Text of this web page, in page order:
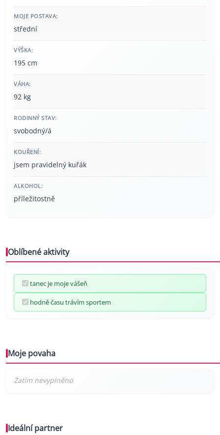
MOJE POSTAVA:
střední
VÝŠKA:
195 cm
VÁHA:
92 kg
RODINNÝ STAV:
svobodný/á
KOUŘENÍ:
jsem pravidelný kuřák
ALKOHOL:
příležitostně
Oblíbené aktivity
tanec je moje vášeň
hodně času trávím sportem
Moje povaha
Ideální partner